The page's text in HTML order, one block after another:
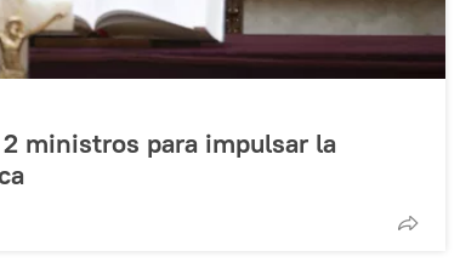
ministros para impulsar la